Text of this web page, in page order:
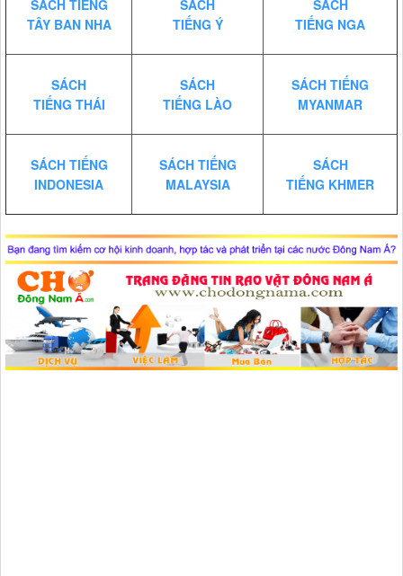
SÁCH TIẾNG
TÂY BAN NHA
SÁCH
TIẾNG Ý
SÁCH
TIẾNG NGA
SÁCH
TIẾNG THÁI
SÁCH
TIẾNG LÀO
SÁCH TIẾNG
MYANMAR
SÁCH TIẾNG
INDONESIA
SÁCH TIẾNG
MALAYSIA
SÁCH
TIẾNG KHMER